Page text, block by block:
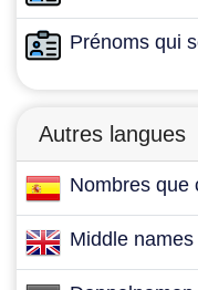
Prénoms qui
Autres langues
Nombres que
Middle